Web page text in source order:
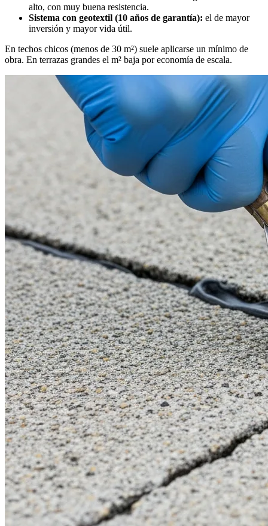
alto, con muy buena resistencia.
Sistema con geotextil (10 años de garantía): el de mayor
inversión y mayor vida útil.
En techos chicos (menos de 30 m²) suele aplicarse un mínimo de
obra. En terrazas grandes el m² baja por economía de escala.